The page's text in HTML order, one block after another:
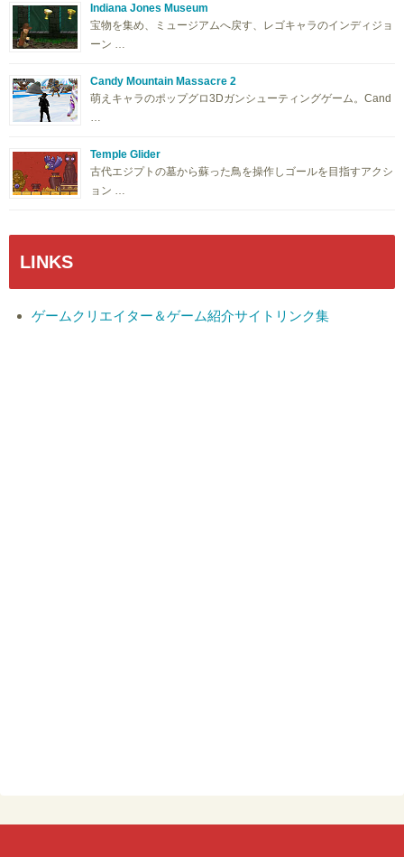
Indiana Jones Museum
宝物を集め、ミュージアムへ戻す、レゴキャラのインディジョ
ーン …
Candy Mountain Massacre 2
萌えキャラのポップグロ3Dガンシューティングゲーム。Cand
…
Temple Glider
古代エジプトの墓から蘇った鳥を操作しゴールを目指すアクシ
ョン …
LINKS
ゲームクリエイター＆ゲーム紹介サイトリンク集